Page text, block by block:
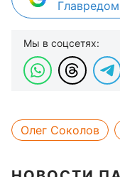
Мы в соцсетях:
Олег Соколов